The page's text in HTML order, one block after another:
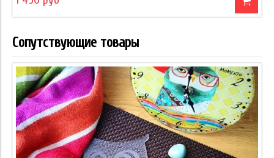
Сопутствующие товары